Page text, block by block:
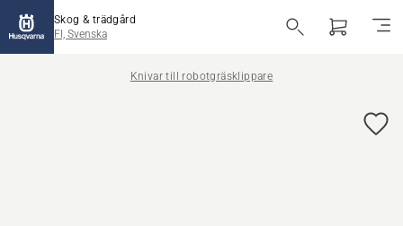
Skog & trädgård
FI, Svenska
Knivar till robotgräsklippare